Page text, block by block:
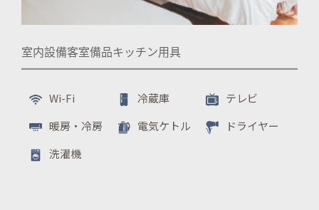
室内設備客室備品キッチン用具
Wi-Fi
暖房・冷房
洗濯機
冷蔵庫
電気ケトル
テレビ
ドライヤー